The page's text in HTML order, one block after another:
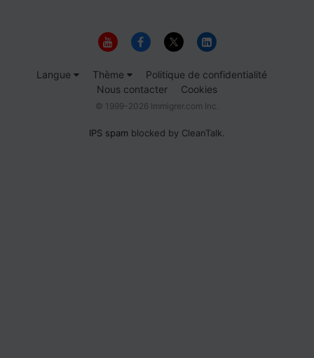
Langue Thème
Politique de confidentialité
Nous contacter
Cookies
© 1999-2026 Immigrer.com Inc.
IPS spam blocked by CleanTalk.